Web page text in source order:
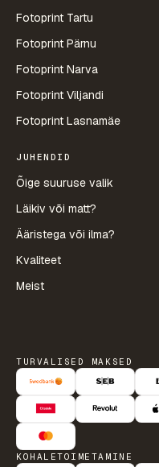
Fotoprint Tartu
Fotoprint Pärnu
Fotoprint Narva
Fotoprint Viljandi
Fotoprint Lasnamäe
JUHENDID
Õige suuruse valik
Läikiv või matt?
Ääristega või ilma?
Kvaliteet
Meist
TURVALISED MAKSED
KOHALETOIMETAMINE